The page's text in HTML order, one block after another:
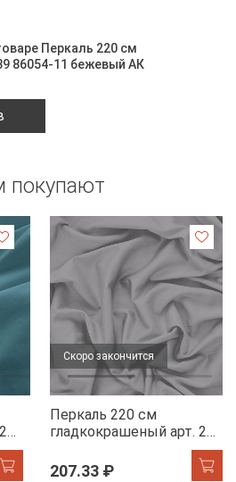
Перкаль 220 см
86054-11 бежевый АК
покупают
Скоро закончится
Перкаль 220 см
гладкокрашеный арт. 239
86063-13 серый сплав
АК
207.33 ₽